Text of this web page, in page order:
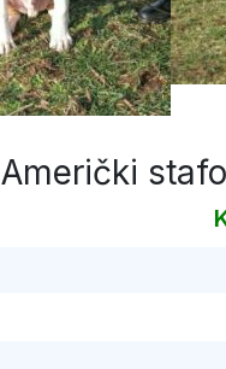
Američki